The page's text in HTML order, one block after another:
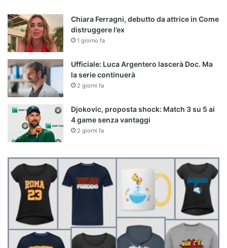
Chiara Ferragni, debutto da attrice in Come
distruggere l’ex
1 giorno fa
Ufficiale: Luca Argentero lascerà Doc. Ma
la serie continuerà
2 giorni fa
Djokovic, proposta shock: Match 3 su 5 ai
4 game senza vantaggi
2 giorni fa